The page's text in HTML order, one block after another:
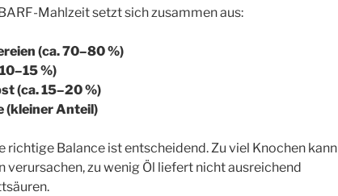
Mahlzeit setzt sich zusammen aus:
(ca. 70–80 %)
%)
(ca. 15–20 %)
(kleiner Anteil)
richtige Balance ist entscheidend. Zu viel Knochen kann
verursachen, zu wenig Öl liefert nicht ausreichend